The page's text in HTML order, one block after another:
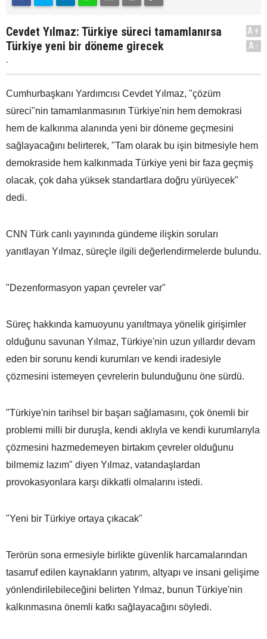
Cevdet Yılmaz: Türkiye süreci tamamlanırsa
Türkiye yeni bir döneme girecek
.
A+
A-
Cumhurbaşkanı Yardımcısı Cevdet Yılmaz, "çözüm
süreci"nin tamamlanmasının Türkiye'nin hem demokrasi
hem de kalkınma alanında yeni bir döneme geçmesini
sağlayacağını belirterek, "Tam olarak bu işin bitmesiyle hem
demokraside hem kalkınmada Türkiye yeni bir faza geçmiş
olacak, çok daha yüksek standartlara doğru yürüyecek"
dedi.
CNN Türk canlı yayınında gündeme ilişkin soruları
yanıtlayan Yılmaz, süreçle ilgili değerlendirmelerde bulundu.
"Dezenformasyon yapan çevreler var"
Süreç hakkında kamuoyunu yanıltmaya yönelik girişimler
olduğunu savunan Yılmaz, Türkiye'nin uzun yıllardır devam
eden bir sorunu kendi kurumları ve kendi iradesiyle
çözmesini istemeyen çevrelerin bulunduğunu öne sürdü.
"Türkiye'nin tarihsel bir başarı sağlamasını, çok önemli bir
problemi milli bir duruşla, kendi aklıyla ve kendi kurumlarıyla
çözmesini hazmedemeyen birtakım çevreler olduğunu
bilmemiz lazım" diyen Yılmaz, vatandaşlardan
provokasyonlara karşı dikkatli olmalarını istedi.
"Yeni bir Türkiye ortaya çıkacak"
Terörün sona ermesiyle birlikte güvenlik harcamalarından
tasarruf edilen kaynakların yatırım, altyapı ve insani gelişime
yönlendirilebileceğini belirten Yılmaz, bunun Türkiye'nin
kalkınmasına önemli katkı sağlayacağını söyledi.